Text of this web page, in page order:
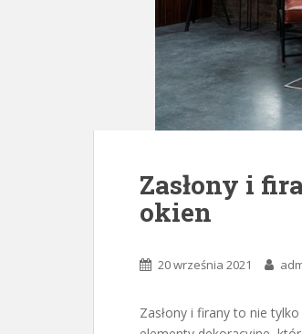
Zasłony i
okien
20 września 2021
Zasłony i firany to nie